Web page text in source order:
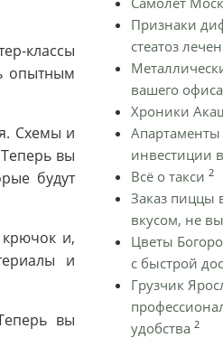
классы
опытным
Схемы и
вы
будут
и,
и
вы
Признаки
стеатоз
вашего
Хроники
Апартаменты
инвестиции
Всё о такси 2
Заказ пиццы
вкусом, не
Цветы
с быстрой
Грузчик
удобства 2